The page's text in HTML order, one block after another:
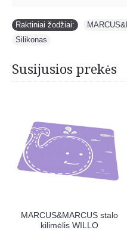
Raktiniai žodžiai:
Silikonas
Susijusios prekės
MARCUS&MARCUS
vaikiškas seilinukas su